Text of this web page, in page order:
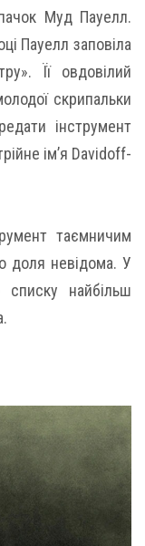
Муд Пауелл.
Пауелл заповіла
Її овдовілий
скрипальки
інструмент
ім’я Davidoff-
таємничим
доля невідома. У
найбільш